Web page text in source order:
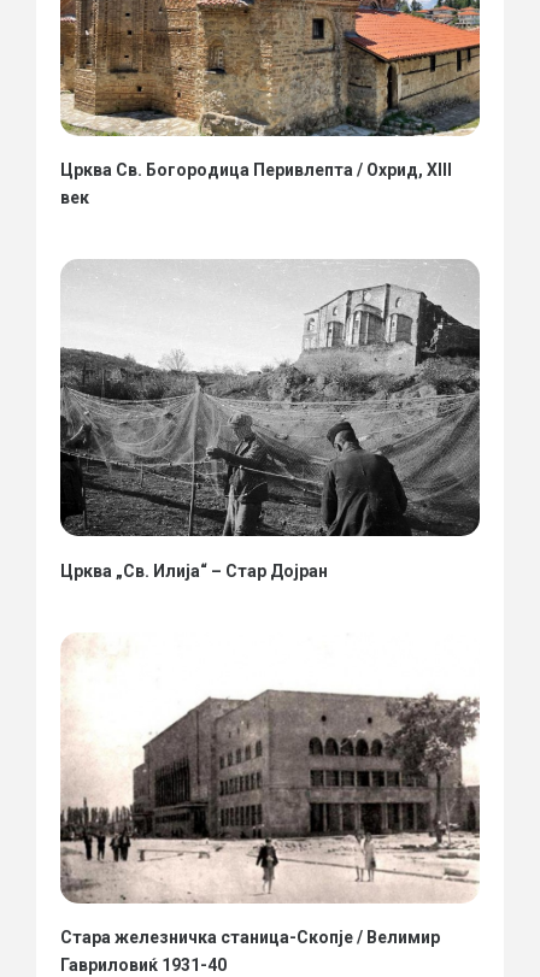
Црква Св. Богородица Перивлепта / Охрид, XIII
век
Црква „Св. Илија“ – Стар Дојран
Стара железничка станица-Скопје / Велимир
Гавриловиќ 1931-40